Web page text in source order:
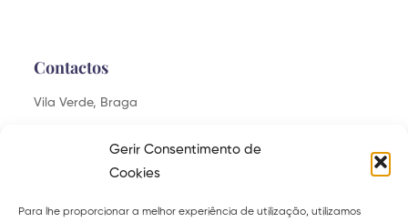
Gerir Consentimento de
Cookies
Para lhe proporcionar a melhor experiência de utilização, utilizamos
Contactos
Vila Verde, Braga